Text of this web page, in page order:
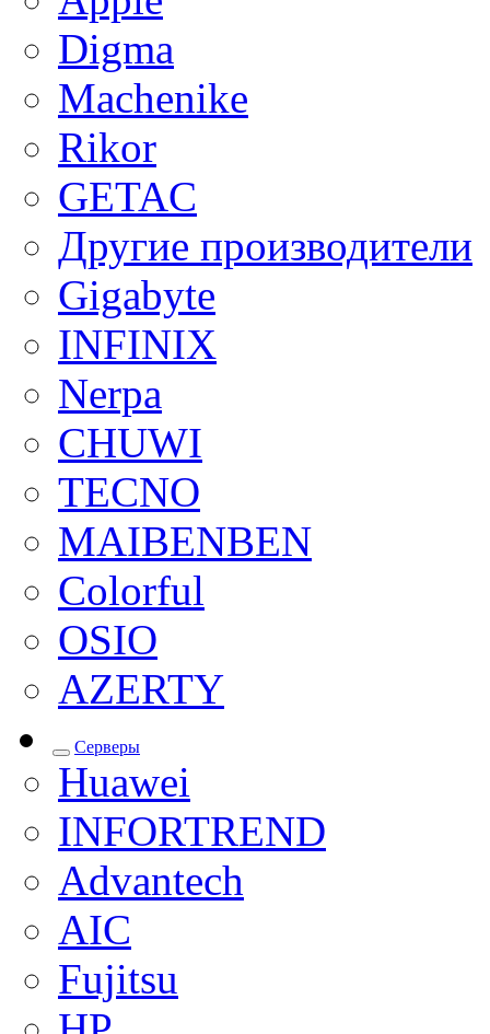
Digma
Machenike
Rikor
GETAC
Другие производители
Gigabyte
INFINIX
Nerpa
CHUWI
TECNO
MAIBENBEN
Colorful
OSIO
AZERTY
Серверы
Huawei
INFORTREND
Advantech
AIC
Fujitsu